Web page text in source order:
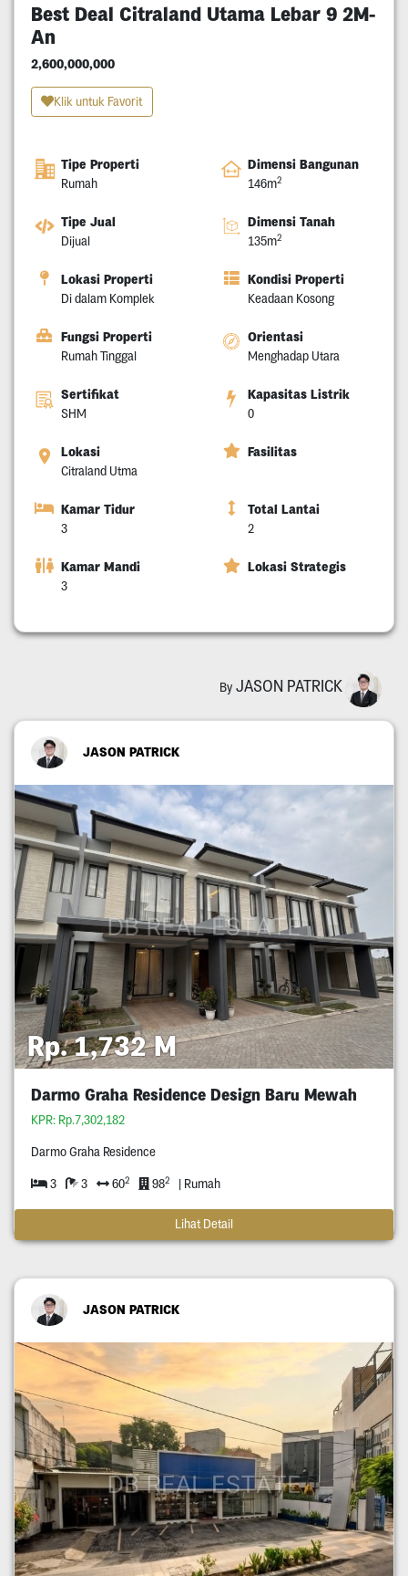
Best Deal Citraland Utama Lebar 9 2M-
An
2,600,000,000
Klik untuk Favorit
Tipe Properti
Rumah
Dimensi Bangunan
146m2
Tipe Jual
Dijual
Dimensi Tanah
135m2
Lokasi Properti
Di dalam Komplek
Kondisi Properti
Keadaan Kosong
Fungsi Properti
Rumah Tinggal
Orientasi
Menghadap Utara
Sertifikat
SHM
Kapasitas Listrik
0
Lokasi
Citraland Utma
Fasilitas
Kamar Tidur
3
Total Lantai
2
Kamar Mandi
3
Lokasi Strategis
By JASON PATRICK
JASON PATRICK
Rp. 1,732 M
Darmo Graha Residence Design Baru Mewah
KPR: Rp.7,302,182
Darmo Graha Residence
3 3 602 982 | Rumah
Lihat Detail
JASON PATRICK